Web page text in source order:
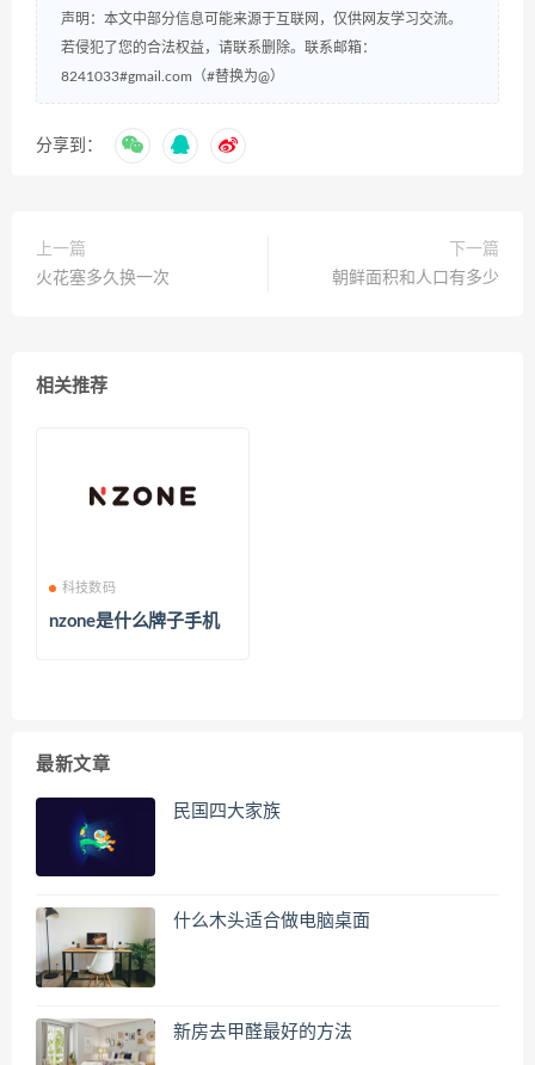
声明：本文中部分信息可能来源于互联网，仅供网友学习交流。
若侵犯了您的合法权益，请联系删除。联系邮箱：
8241033#gmail.com（#替换为@）
分享到：
上一篇
火花塞多久换一次
下一篇
朝鲜面积和人口有多少
相关推荐
科技数码
nzone是什么牌子手机
最新文章
民国四大家族
什么木头适合做电脑桌面
新房去甲醛最好的方法